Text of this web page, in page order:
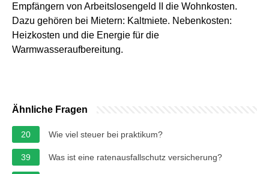
Empfängern von Arbeitslosengeld II die Wohnkosten.
Dazu gehören bei Mietern: Kaltmiete. Nebenkosten:
Heizkosten und die Energie für die
Warmwasseraufbereitung.
Ähnliche Fragen
20 Wie viel steuer bei praktikum?
39 Was ist eine ratenausfallschutz versicherung?